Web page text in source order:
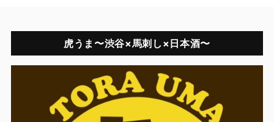
虎うま〜渋谷×馬刺し×日本酒〜